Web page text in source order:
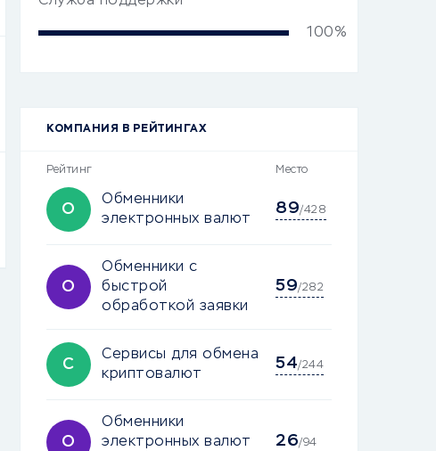
100%
КОМПАНИЯ В РЕЙТИНГАХ
Рейтинг Место
О
Обменники
электронных валют
89/428
О
Обменники с
быстрой
обработкой заявки
59/282
С
Сервисы для обмена
криптовалют
54/244
О
Обменники
электронных валют
26/94